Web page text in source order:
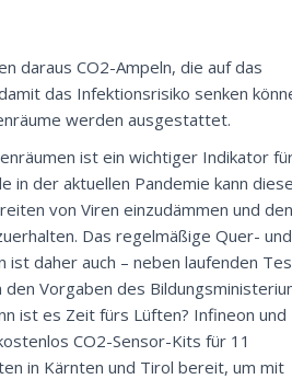
daraus CO2-Ampeln, die auf das
das Infektionsrisiko senken
werden ausgestattet.
ist ein wichtiger Indikator
in der aktuellen Pandemie kann
von Viren einzudämmen und den
Das regelmäßige Quer- und
ist daher auch – neben laufenden
Vorgaben des
ist es Zeit fürs Lüften? Infineon und
CO2-Sensor-Kits für 11
in Kärnten und Tirol bereit, um mit